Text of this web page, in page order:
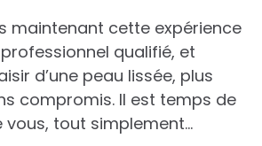
maintenant cette expérience
qualifié, et
d’une peau lissée, plus
compromis. Il est temps de
vous, tout simplement…